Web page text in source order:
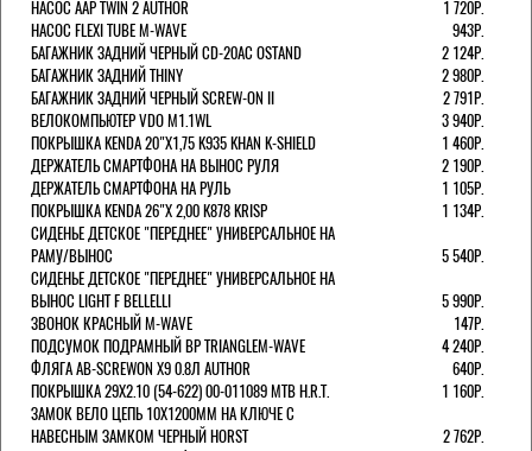
НАСОС AAP TWIN 2 AUTHOR
1 720Р.
НАСОС FLEXI TUBE M-WAVE
943Р.
БАГАЖНИК ЗАДНИЙ ЧЕРНЫЙ СD-20AC OSTAND
2 124Р.
БАГАЖНИК ЗАДНИЙ THINY
2 980Р.
БАГАЖНИК ЗАДНИЙ ЧЕРНЫЙ SCREW-ON II
2 791Р.
ВЕЛОКОМПЬЮТЕР VDO M1.1WL
3 940Р.
ПОКРЫШКА KENDA 20"Х1,75 K935 KHAN K-SHIELD
1 460Р.
ДЕРЖАТЕЛЬ СМАРТФОНА НА ВЫНОС РУЛЯ
2 190Р.
ДЕРЖАТЕЛЬ СМАРТФОНА НА РУЛЬ
1 105Р.
ПОКРЫШКА KENDA 26"Х 2,00 K878 KRISP
1 134Р.
СИДЕНЬЕ ДЕТСКОЕ "ПЕРЕДНЕЕ" УНИВЕРСАЛЬНОЕ НА
РАМУ/ВЫНОС
5 540Р.
СИДЕНЬЕ ДЕТСКОЕ "ПЕРЕДНЕЕ" УНИВЕРСАЛЬНОЕ НА
ВЫНОС LIGHT F BELLELLI
5 990Р.
ЗВОНОК КРАСНЫЙ M-WAVE
147Р.
ПОДСУМОК ПОДРАМНЫЙ BP TRIANGLEM-WAVE
4 240Р.
ФЛЯГА AB-SCREWON X9 0.8Л AUTHOR
640Р.
ПОКРЫШКА 29X2.10 (54-622) 00-011089 MTB H.R.T.
1 160Р.
ЗАМОК ВЕЛО ЦЕПЬ 10Х1200ММ НА КЛЮЧЕ С
НАВЕСНЫМ ЗАМКОМ ЧЕРНЫЙ HORST
2 762Р.